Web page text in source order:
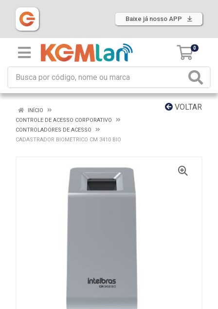
Baixe já nosso APP
0
VOLTAR
INÍCIO
CONTROLE DE ACESSO CORPORATIVO
CONTROLADORES DE ACESSO
CADASTRADOR BIOMETRICO CM 3410 BIO